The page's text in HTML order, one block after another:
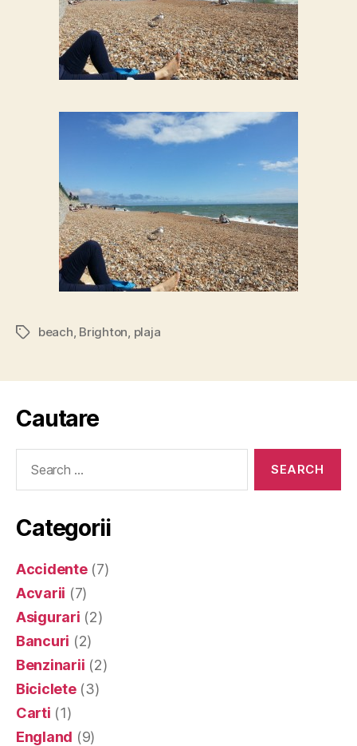
Tagsbeach Brighton plaja
Cautare
Categorii
Accidente(7)
Acvarii (7)
Asigurari (2)
Bancuri (2)
Benzinarii (2)
Biciclete(3)
Carti (1)
England (9)